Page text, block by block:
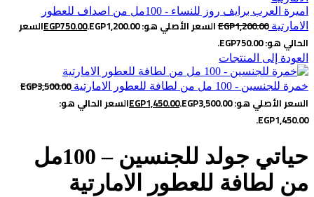
اميرة العرب برايف روز للنساء - 100مل من اصداف للعطور
الامارتية
EGP1,200.00 السعر الأصلي هو: EGP1,200.00. EGP750.00
السعر
الحالي هو: EGP750.00.
العودة إلى المنتجات
خمرة للجنسين - 100 مل من لطافة للعطور الامارتية EGP3,500.00
السعر الأصلي هو: EGP3,500.00.
EGP1,450.00
السعر الحالي هو:
EGP1,450.00.
حياتي جولد للجنسين – 100مل
من لطافة للعطور الامارتية